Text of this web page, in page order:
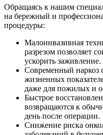
Обращаясь к нашим
на бережный и
процедуры:
Малоинвазивная
разрезом позволяет
ускорить заживление.
Современный наркоз
жизненных
даже для пожилых и
Быстрое
возвращаются к
день после операции.
Снижение риска